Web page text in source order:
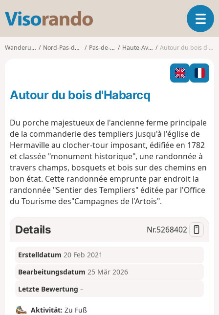
s
o
o
T
o
l
n
g
t
i
o
Wanderungen Nord-Pas-de-Calais Pas-de-Calais Haute-Avesnes Autour du bois d'Habarcq
Autour du bois d'Habarcq
Du porche majestueux de l'ancienne ferme principale
de la commanderie des templiers jusqu'à l'église de
Hermaville au clocher-tour imposant, édifiée en 1782
et classée "monument historique", une randonnée à
travers champs, bosquets et bois sur des chemins en
bon état. Cette randonnée emprunte par endroit la
randonnée "Sentier des Templiers" éditée par l'Office
du Tourisme des"Campagnes de l'Artois".
Details Nr.5268402
Erstelldatum 20 Feb 2021
Bearbeitungsdatum 25 Mär 2026
Letzte Bewertung –
Aktivität: Zu Fuß